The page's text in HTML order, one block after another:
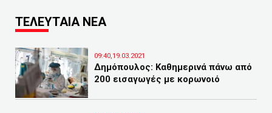
ΤΕΛΕΥΤΑΙΑ ΝΕΑ
09:40,19.03.2021
Δημόπουλος: Καθημερινά πάνω από
200 εισαγωγές με κορωνοιό